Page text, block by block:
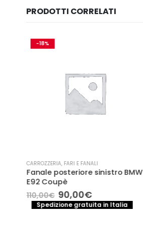
PRODOTTI CORRELATI
-18%
CARROZZERIA, FARI E FANALI
Fanale posteriore sinistro BMW
E92 Coupè
110,00€ Il
prezzo
originale
90,00€Il
prezzo
attuale
Spedizione gratuita in Italia